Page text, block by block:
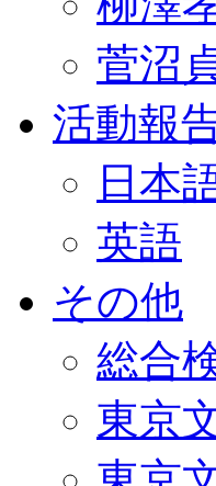
菅沼
活動報
日本
英語
その他
総合
東京